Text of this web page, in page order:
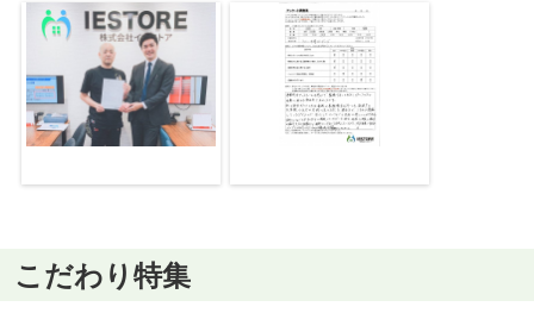
こだわり特集